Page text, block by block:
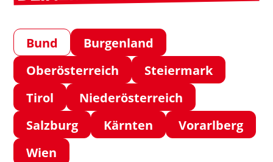
Bund
Burgenland
Oberösterreich
Steiermark
Tirol
Niederösterreich
Salzburg
Kärnten
Vorarlberg
Wien